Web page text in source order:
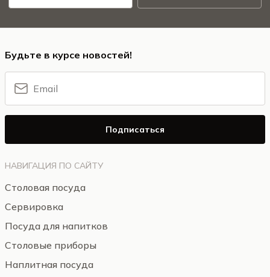
НАВИГАЦИЯ ПО САЙТУ
Столовая посуда
Сервировка
Посуда для напитков
Столовые приборы
Наплитная посуда
Будьте в курсе новостей!
Подписаться